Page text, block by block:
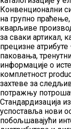
Конвенционални
на групно
кварљиве
за сваки артикал,
прецизне
паковања,
информације о
комплетност
захтеве за
потражњу
Стандардизација
успоставља нови
побољшавајући